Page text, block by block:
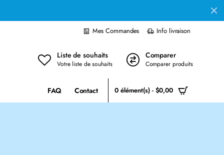
Mes Commandes Info livraison
Liste de souhaits
Votre liste de souhaits
Comparer
Comparer produits
FAQ Contact 0 élément(s) - $0,00